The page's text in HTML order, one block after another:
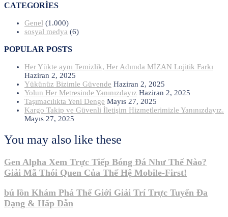
CATEGORIES
Genel (1.000)
sosyal medya (6)
POPULAR POSTS
Her Yükte aynı Temizlik, Her Adımda MİZAN Lojitik Farkı
Haziran 2, 2025
Yükünüz Bizimle Güvende Haziran 2, 2025
Yolun Her Metresinde Yanınızdayız Haziran 2, 2025
Taşımacılıkta Yeni Denge Mayıs 27, 2025
Kargo Takip ve Güvenli İletişim Hizmetlerimizle Yanınızdayız.
Mayıs 27, 2025
You may also like these
Gen Alpha Xem Trực Tiếp Bóng Đá Như Thế Nào?
Giải Mã Thói Quen Của Thế Hệ Mobile-First!
bú lồn Khám Phá Thế Giới Giải Trí Trực Tuyến Đa
Dạng & Hấp Dẫn